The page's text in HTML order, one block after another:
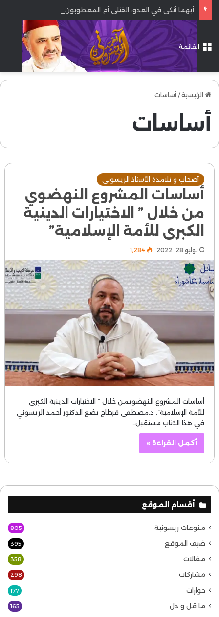
أيهما أنكى في العدو: القتلى أم المعطوبون؟
القائمة
الرئيسية/ أساسات
أساسات
أصحاب و تلامذة الأستاذ الريسوني
أساسات المشروع النهضوي
من خلال ” الاختيارات الدينية
الكبرى للأمة الإسلامية”
يوليو 28, 2022 1٬284
أساسات المشروع النهضويمن خلال ” الاختيارات الدينية الكبرى
للأمة الإسلامية”. د.مصطفى قرطاح يضع الدكتور أحمد الريسوني
في هذا الكتاب مستقبل…
أكمل القراءة »
أقسام الموقع
منوعات ريسونية 805
ضيف الموقع 395
مقالات 358
مشاركات 298
حوارات 177
ما قل و دل 165